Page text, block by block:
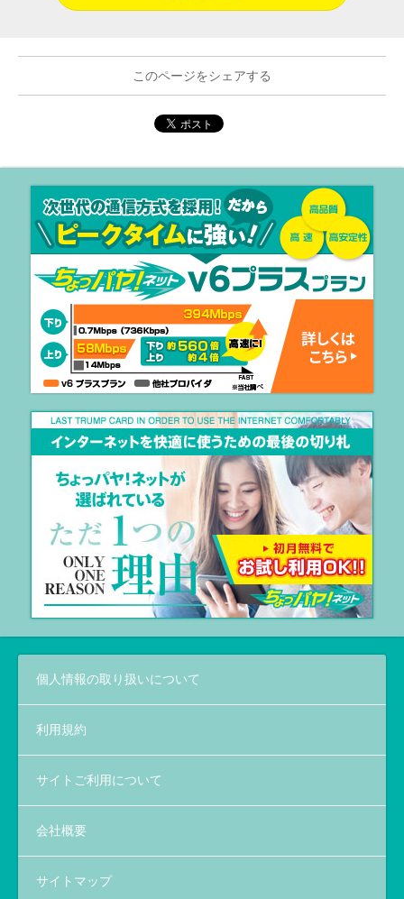
このページをシェアする
個人情報の取り扱いについて
利用規約
サイトご利用について
会社概要
サイトマップ